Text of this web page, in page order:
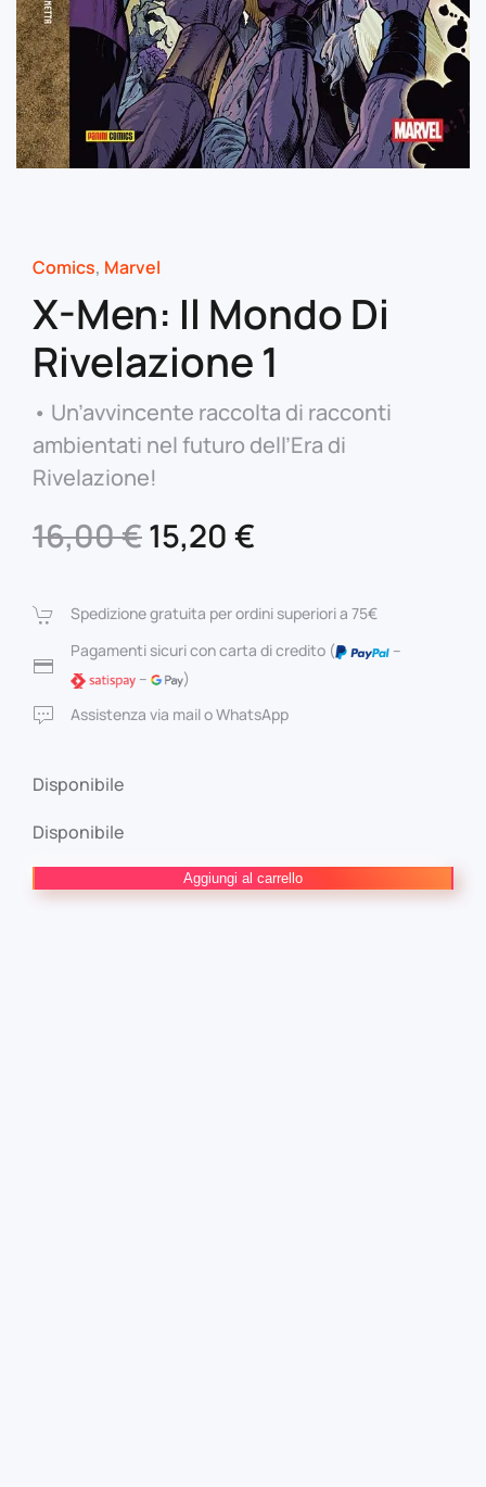
Comics, Marvel
X-Men: Il Mondo Di
Rivelazione 1
• Un’avvincente raccolta di racconti
ambientati nel futuro dell’Era di
Rivelazione!
16,00€Il
originale
era:
16,00 €.
15,20 €
attuale
è:
Spedizione gratuita per ordini superiori a 75€
Pagamenti sicuri con carta di credito (
–
–
)
Assistenza via mail o WhatsApp
Disponibile
Disponibile
Men:
Aggiungi al carrello